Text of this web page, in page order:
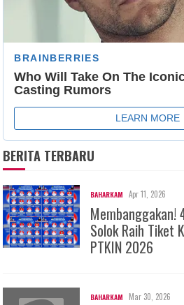
BERITA TERBARU
BAHARKAM Apr 11, 2026
Membanggakan!
Solok Raih Tiket
PTKIN 2026
BAHARKAM Mar 30, 2026